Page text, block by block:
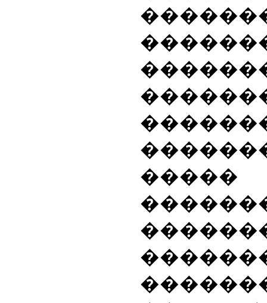
����